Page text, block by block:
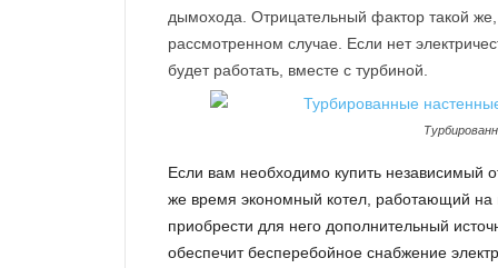
дымохода. Отрицательный фактор такой же,
рассмотренном случае. Если нет
будет работать, вместе с турбиной.
Если вам необходимо купить независимый
же время экономный котел, работающий на
приобрести для него дополнительный
обеспечит бесперебойное снабжение